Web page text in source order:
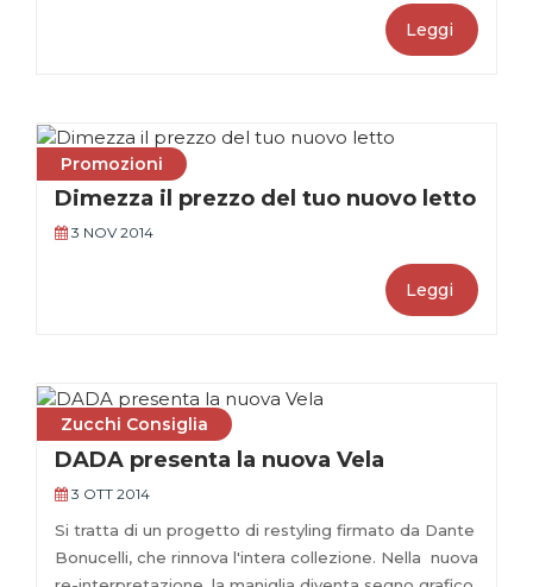
Leggi
Promozioni
Dimezza il prezzo del tuo nuovo letto
3 NOV 2014
Leggi
Zucchi Consiglia
DADA presenta la nuova Vela
3 OTT 2014
Si tratta di un progetto di restyling firmato da Dante
Bonucelli, che rinnova l'intera collezione. Nella nuova